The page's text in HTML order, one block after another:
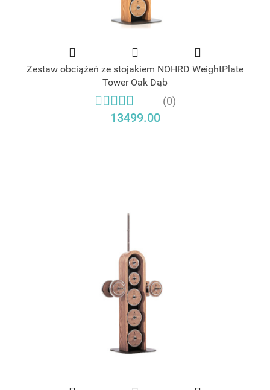
Zestaw obciążeń ze stojakiem NOHRD WeightPlate
Tower Oak Dąb
(0)
13499.00